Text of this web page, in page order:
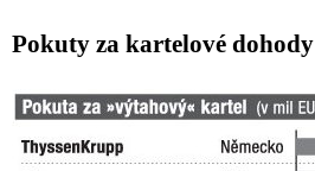
Pokuty za kartelové dohody